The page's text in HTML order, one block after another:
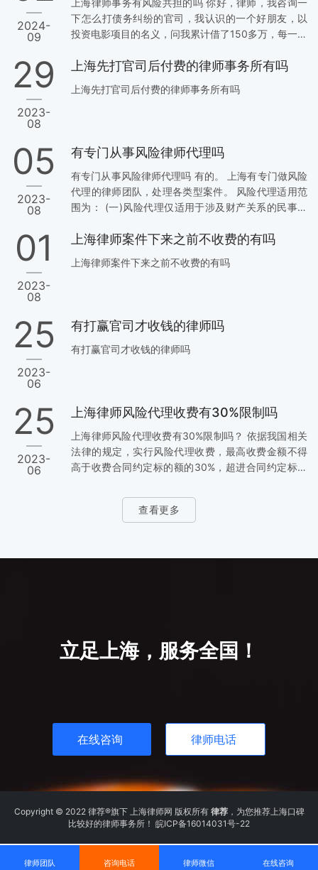
2024-
09
上海律师事务有风险共担的吗 你好，律师，我咨询一
下怎么打债务纠纷的官司，我认识的一个好朋友，以
投资电影项目的名义，问我累计借了150多万，每一次
目不对劲，他一直劝我说这个项目稳赚不赔，说投资
是一个知名导演操作的，不会赔钱，和别人聊天说出
用增加，前前后后从我这里借走1…
29
2023-
08
上海先打官司后付费的律师事务所有吗
上海先打官司后付费的律师事务所有吗
05
2023-
08
有专门从事风险律师代理吗
有专门从事风险律师代理吗 有的。 上海有专门做风险
代理的律师团队，处理各类型案件。 风险代理适用范
围为： (一)风险代理仅适用于涉及财产关系的民事案
实行风险代理。包括:1、婚姻继承案件、请求给予社会
费、抚养费、抚恤金、救济金、工伤赔偿的、请求支
上海律师事务所…
01
2023-
08
上海律师案件下来之前不收费的有吗
上海律师案件下来之前不收费的有吗
25
2023-
06
有打赢官司才收钱的律师吗
有打赢官司才收钱的律师吗
25
2023-
06
上海律师风险代理收费有30%限制吗
上海律师风险代理收费有30%限制吗？ 依据我国相关
法律的规定，实行风险代理收费，最高收费金额不得
高于收费合同约定标的额的30%，超进合同约定标的
理办法》 第十三条 实行风险代理收费，律师事务所
应当与委托人签订风险代理收费合同，约定双方应承
的额的30%。
查看更多
立足上海，服务全国！
在线咨询 律师电话
Copyright © 2022 律荐®旗下 上海律师网 版权所有 律荐，为您推荐上海口碑
比较好的律师事务所！ 皖ICP备16014031号-22
律师团队 咨询电话 律师微信 在线咨询